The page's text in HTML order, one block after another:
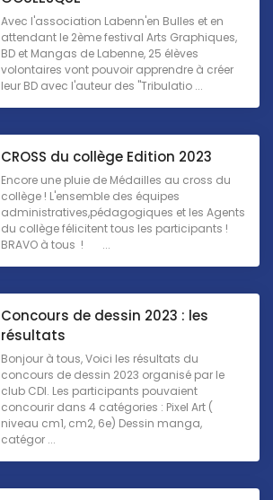
Avec l'association Labenn'en Bulles et en
attendant le 2ème festival Arts Graphiques,
BD et Mangas de Labenne, 25 élèves
volontaires vont pouvoir apprendre à créer
leur BD avec l'auteur des "Tribulatio ...
CROSS du collège Edition 2023
Encore une pluie de Médailles au cross du
collège ! L'ensemble des équipes
administratives,pédagogiques et les Agents
du collège félicitent tous les participants !
BRAVO à tous ! ...
Concours de dessin 2023 : les
résultats
Bonjour à tous, Voici les résultats du
concours de dessin 2023 organisé par le
club CDI. Les participants pouvaient
concourir dans 4 catégories : Pixel Art (
niveau cm1, cm2, 6e) Dessin manga,
catégor ...